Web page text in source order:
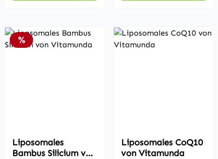
Rabatt
%
Liposomales
Bambus Silicium von
Liposomales CoQ10
von Vitamunda